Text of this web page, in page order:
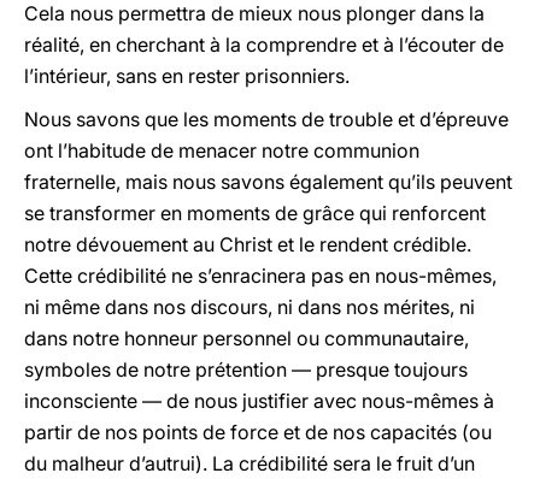
Cela nous permettra de mieux nous plonger dans la
réalité, en cherchant à la comprendre et à l’écouter de
l’intérieur, sans en rester prisonniers.
Nous savons que les moments de trouble et d’épreuve
ont l’habitude de menacer notre communion
fraternelle, mais nous savons également qu’ils peuvent
se transformer en moments de grâce qui renforcent
notre dévouement au Christ et le rendent crédible.
Cette crédibilité ne s’enracinera pas en nous-mêmes,
ni même dans nos discours, ni dans nos mérites, ni
dans notre honneur personnel ou communautaire,
symboles de notre prétention — presque toujours
inconsciente — de nous justifier avec nous-mêmes à
partir de nos points de force et de nos capacités (ou
du malheur d’autrui). La crédibilité sera le fruit d’un